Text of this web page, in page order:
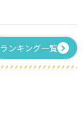
ランキング一覧